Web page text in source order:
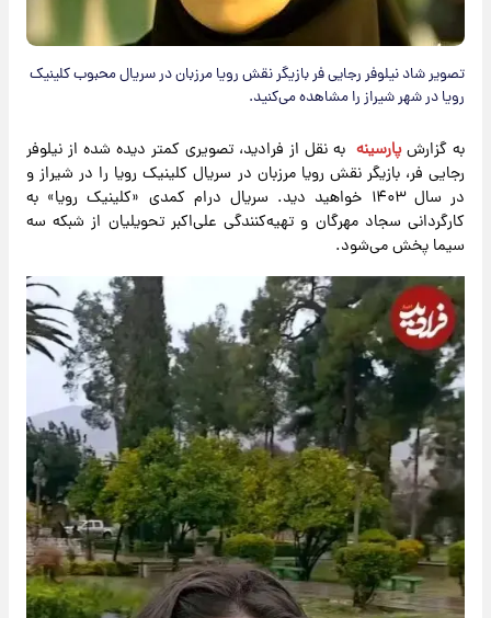
تصویر شاد نیلوفر رجایی فر بازیگر نقش رویا مرزبان در سریال محبوب کلینیک
رویا در شهر شیراز را مشاهده می‌کنید.
به گزارش پارسینه به نقل از فرادید، تصویری کمتر دیده شده از نیلوفر
رجایی فر، بازیگر نقش رویا مرزبان در سریال کلینیک رویا را در شیراز و
در سال ۱۴۰۳ خواهید دید. سریال درام کمدی «کلینیک رویا» به
کارگردانی سجاد مهرگان و تهیه‌کنندگی علی‌اکبر تحویلیان از شبکه سه
سیما پخش می‌شود.